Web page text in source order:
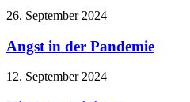
26. September 2024
Angst in der Pandemie
12. September 2024